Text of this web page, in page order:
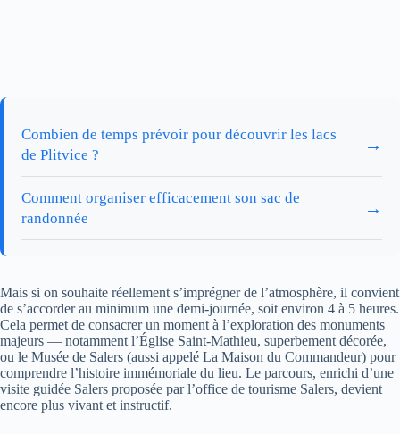
Combien de temps prévoir pour découvrir les lacs
de Plitvice ?
→
Comment organiser efficacement son sac de
randonnée
→
Mais si on souhaite réellement s’imprégner de l’atmosphère, il convient
de s’accorder au minimum une demi-journée, soit environ 4 à 5 heures.
Cela permet de consacrer un moment à l’exploration des monuments
majeurs — notamment l’Église Saint-Mathieu, superbement décorée,
ou le Musée de Salers (aussi appelé La Maison du Commandeur) pour
comprendre l’histoire immémoriale du lieu. Le parcours, enrichi d’une
visite guidée Salers proposée par l’office de tourisme Salers, devient
encore plus vivant et instructif.